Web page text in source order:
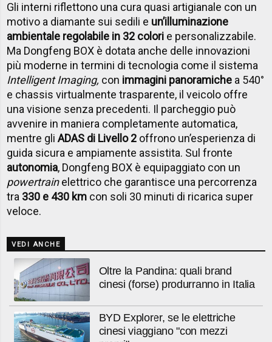
Gli interni riflettono una cura quasi artigianale con un
motivo a diamante sui sedili e un’illuminazione
ambientale regolabile in 32 colori e personalizzabile.
Ma Dongfeng BOX è dotata anche delle innovazioni
più moderne in termini di tecnologia come il sistema
Intelligent Imaging, con immagini panoramiche a 540°
e chassis virtualmente trasparente, il veicolo offre
una visione senza precedenti. Il parcheggio può
avvenire in maniera completamente automatica,
mentre gliADAS di Livello 2 offrono un’esperienza di
guida sicura e ampiamente assistita. Sul fronte
autonomia, Dongfeng BOX è equipaggiato con un
powertrainelettrico che garantisce una percorrenza
tra 330 e 430 km con soli 30 minuti di ricarica super
veloce.
VEDI ANCHE
Oltre la Pandina: quali brand
cinesi (forse) produrranno in Italia
BYD Explorer, se le elettriche
cinesi viaggiano "con mezzi